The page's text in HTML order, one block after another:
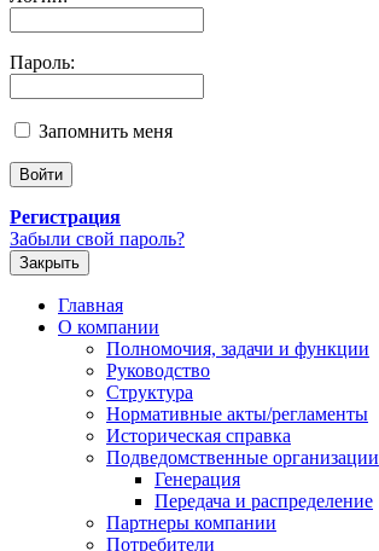
Пароль:
Запомнить меня
Регистрация
Забыли свой пароль?
Закрыть
Главная
О компании
Полномочия, задачи и функции
Руководство
Структура
Нормативные акты/регламенты
Историческая справка
Подведомственные организации
Генерация
Передача и распределение
Партнеры компании
Потребители